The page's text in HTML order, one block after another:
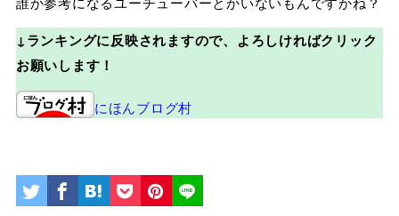
↓ランキングに反映されますので、よろしければクリック
お願いします！
にほんブログ村